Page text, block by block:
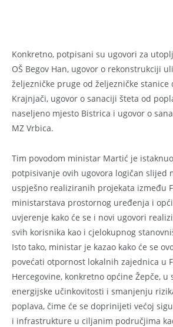
Konkretno, potpisani su ugovori za
OŠ Begov Han, ugovor o rekonstrukciji
željezničke pruge od željezničke stanice
Krajnjači, ugovor o sanaciji šteta od
naseljeno mjesto Bistrica i ugovor o
MZ Vrbica.
Tim povodom ministar Martić je
potpisivanje ovih ugovora logičan slijed
uspješno realiziranih projekata između
ministarstava prostornog uređenja i
uvjerenje kako će se i novi ugovori
svih korisnika kao i cjelokupnog
Isto tako, ministar je kazao kako će se
povećati otpornost lokalnih zajednica u
Hercegovine, konkretno općine Žepče, u
energijske učinkovitosti i smanjenju
poplava, čime će se doprinijeti većoj
i infrastrukture u ciljanim područjima